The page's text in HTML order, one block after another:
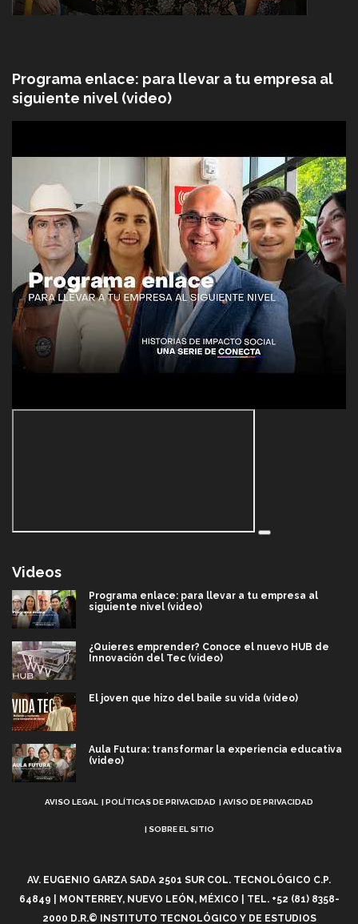
Programa enlace: para llevar a tu empresa al
siguiente nivel (video)
Videos
Programa enlace: para llevar a tu empresa al
siguiente nivel (video)
¿Quieres emprender? Conoce el nuevo HUB de
Innovación del Tec (video)
El joven que hizo del baile su vida (video)
Aula Futura: transformar la experiencia educativa
(video)
Más que un festival cultural: así es la magia de
¡México, en el top del mundial de robótica FIRST
2026! (video)
AVISO LEGAL POLÍTICAS DE PRIVACIDAD AVISO DE PRIVACIDAD
SOBRE EL SITIO
AV. EUGENIO GARZA SADA 2501 SUR COL. TECNOLÓGICO C.P.
64849 | MONTERREY, NUEVO LEÓN, MÉXICO | TEL. +52 (81) 8358-
2000 D.R.© INSTITUTO TECNOLÓGICO Y DE ESTUDIOS